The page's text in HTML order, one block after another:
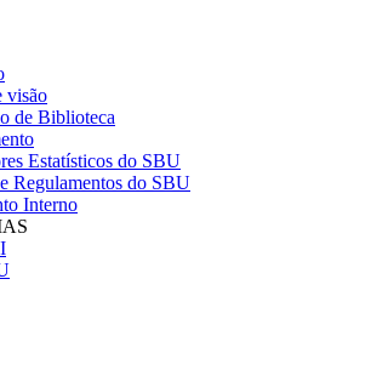
visão
de Biblioteca
Estatísticos do SBU
Regulamentos do SBU
Interno